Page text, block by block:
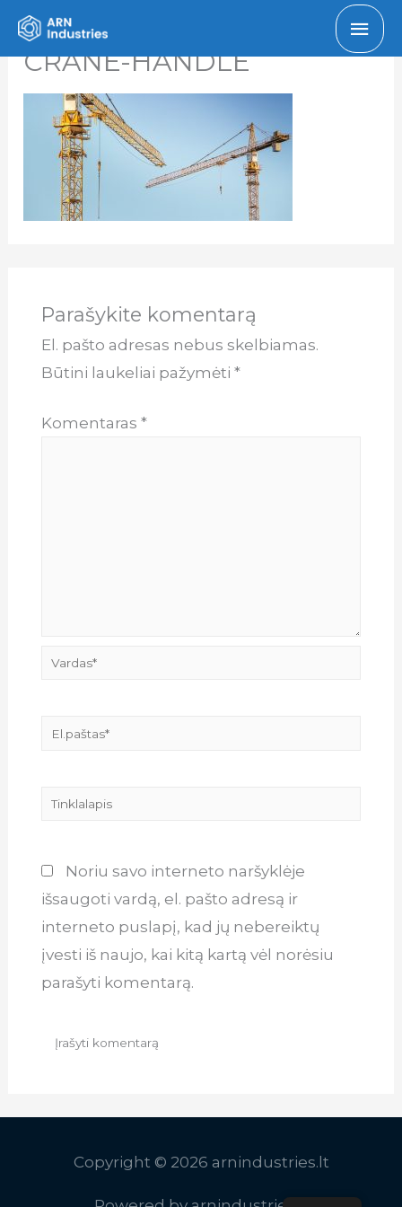
CRANE-HANDLE
Parašykite komentarą
El. pašto adresas nebus skelbiamas.
Būtini laukeliai pažymėti *
Komentaras *
Vardas*
El.paštas*
Tinklalapis
Noriu savo interneto naršyklėje
išsaugoti vardą, el. pašto adresą ir
interneto puslapį, kad jų nebereiktų
įvesti iš naujo, kai kitą kartą vėl norėsiu
parašyti komentarą.
Copyright © 2026 arnindustries.lt